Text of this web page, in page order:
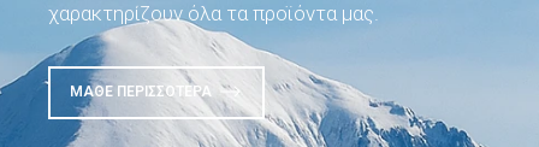
χαρακτηρίζουν όλα τα προϊόντα μας.
ΜΆΘΕ ΠΕΡΙΣΣΌΤΕΡΑ